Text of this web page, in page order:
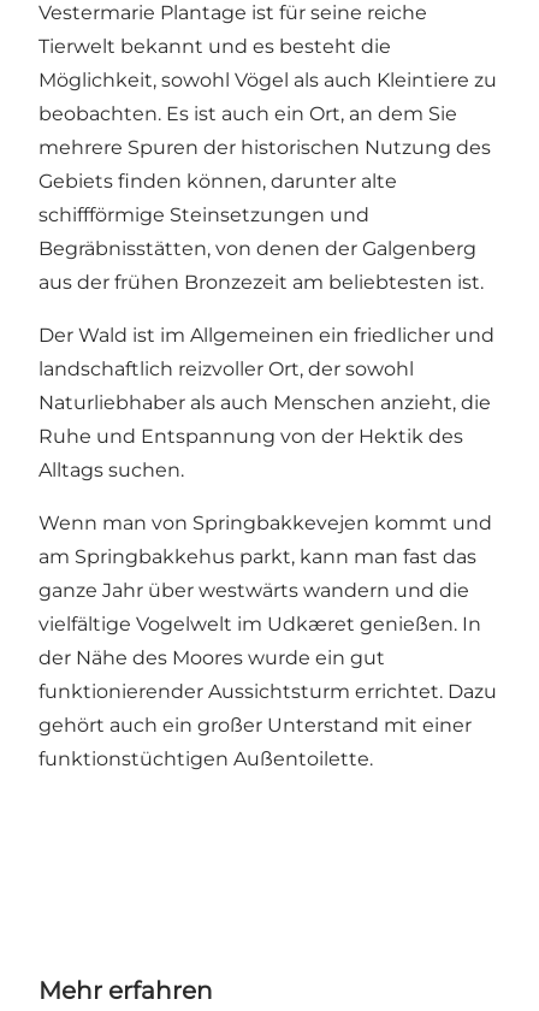
Vestermarie Plantage ist für seine reiche
Tierwelt bekannt und es besteht die
Möglichkeit, sowohl Vögel als auch Kleintiere zu
beobachten. Es ist auch ein Ort, an dem Sie
mehrere Spuren der historischen Nutzung des
Gebiets finden können, darunter alte
schiffförmige Steinsetzungen und
Begräbnisstätten, von denen der Galgenberg
aus der frühen Bronzezeit am beliebtesten ist.
Der Wald ist im Allgemeinen ein friedlicher und
landschaftlich reizvoller Ort, der sowohl
Naturliebhaber als auch Menschen anzieht, die
Ruhe und Entspannung von der Hektik des
Alltags suchen.
Wenn man von Springbakkevejen kommt und
am Springbakkehus parkt, kann man fast das
ganze Jahr über westwärts wandern und die
vielfältige Vogelwelt im Udkæret genießen. In
der Nähe des Moores wurde ein gut
funktionierender Aussichtsturm errichtet. Dazu
gehört auch ein großer Unterstand mit einer
funktionstüchtigen Außentoilette.
Mehr erfahren